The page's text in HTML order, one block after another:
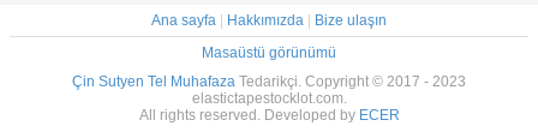
Ana sayfa Hakkımızda
Bize ulaşın
Masaüstü görünümü
Çin Sutyen Tel Muhafaza Tedarikçi. Copyright © 2017 - 2023
elastictapestocklot.com.
All rights reserved. Developed by ECER